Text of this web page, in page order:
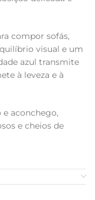
compor sofás,
visual e um
azul transmite
à leveza e à
e aconchego,
e cheios de